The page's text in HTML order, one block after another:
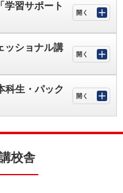
学習サポート
ッショナル講
科生・パック
校舎